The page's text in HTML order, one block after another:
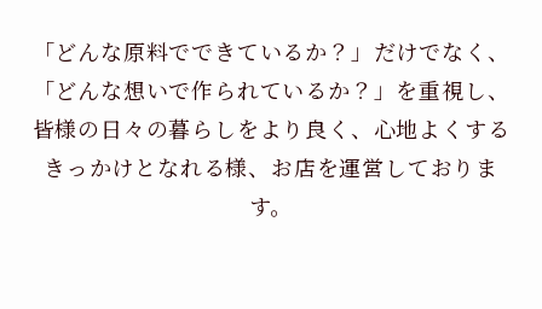
「どんな原料でできているか？」だけでなく、
「どんな想いで作られているか？」を重視し、
皆様の日々の暮らしをより良く、心地よくする
きっかけとなれる様、お店を運営しておりま
す。